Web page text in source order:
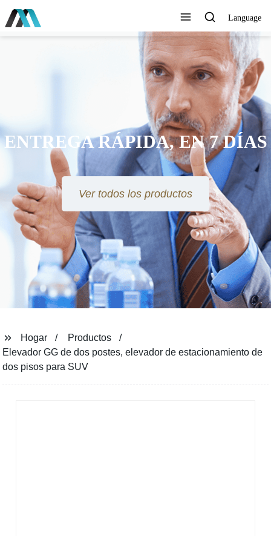
Language
ENTREGA RÁPIDA, EN 7 DÍAS
Ver todos los productos
Hogar
Productos
Elevador GG de dos postes, elevador de estacionamiento de
dos pisos para SUV